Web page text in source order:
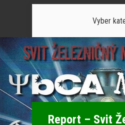
Vyber
Report – Svit